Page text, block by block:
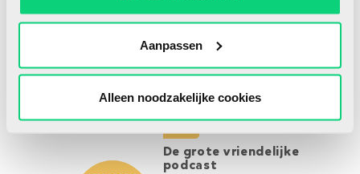
Aanpassen
Alleen noodzakelijke cookies
PROFESSIONALISERING
365 tips
De grote vriendelijke
podcast